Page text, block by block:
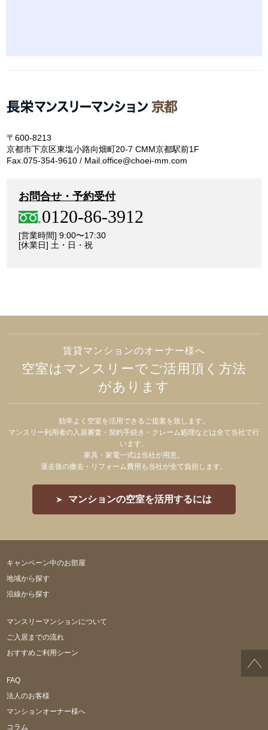
〒600-8213
京都市下京区東塩小路向畑町20-7 CMM京都駅前1F
Fax.075-354-9610 / Mail.office@choei-mm.com
お問合せ・予約受付
0120-86-3912
[営業時間] 9:00〜17:30
[休業日] 土・日・祝
賃貸マンションのオーナー様へ
空室はマンスリーでご活用頂く方法
があります
効率よく空室を活用できるご提案を致します。
マンスリー利用者の入居審査・契約手続き・クレーム処理などは全て当社で行
います。
家具・家電一式は当社が用意。
退去後の撤去・リフォーム費用も当社が全て負担します。
マンションの空室を活用するには
キャンペーン中のお部屋
地域から探す
沿線から探す
マンスリーマンションについて
ご入居までの流れ
おすすめご利用シーン
FAQ
法人のお客様
マンションオーナー様へ
コラム